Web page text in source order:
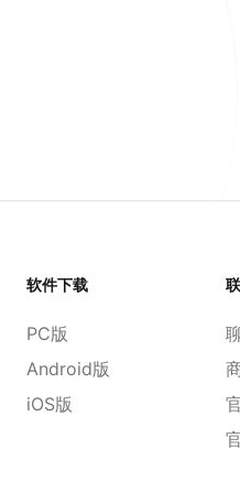
软件下载
PC版
Android版
iOS版